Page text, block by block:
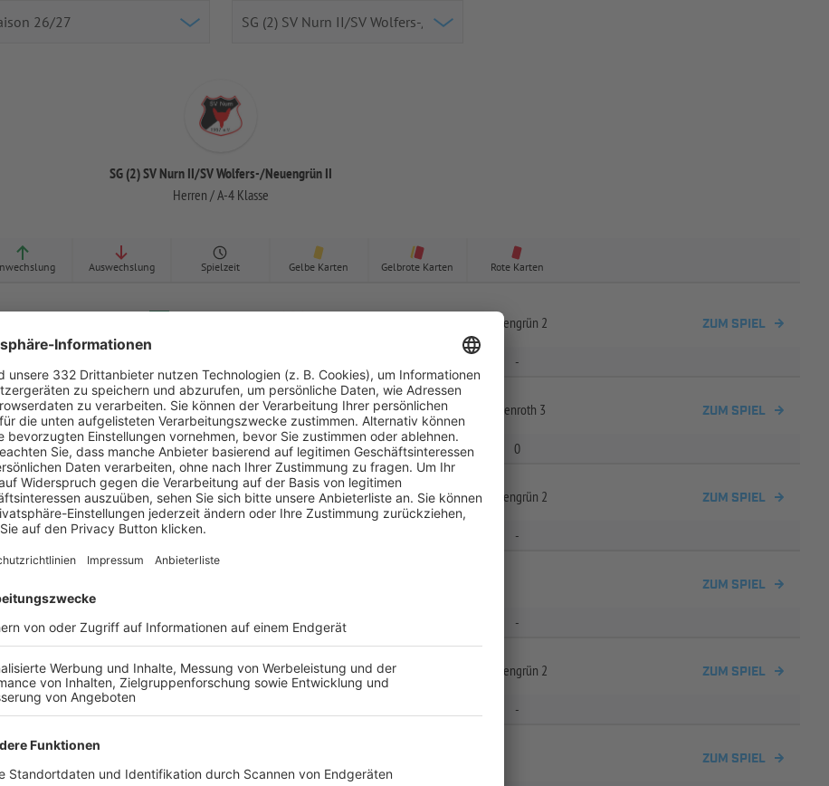
SG (2) SV Nurn II/SV Wolfers-/Neuengrün II
Herren / A-4 Klasse
Auswechslung Spielzeit Gelbe Karten Gelbrote Karten Rote Karten
Neuengrün 2 ZUM SPIEL
-
/Neuengrün 2 : 
( :  )
(SG 1) FC Welitsch /TSV 1893 Neukenroth 3 ZUM SPIEL
0 0 90 0 0 0
2/SV Friesen 3 -:- (SG 2) SV Nurn 2 / SV Wolfers-/ Neuengrün 2 ZUM SPIEL
- - -
ZUM SPIEL
- - - - -
1/SV Neuses 2 -:- (SG 2) SV Nurn 2 / Neuengrün 2 ZUM SPIEL
-
- - ZUM SPIEL